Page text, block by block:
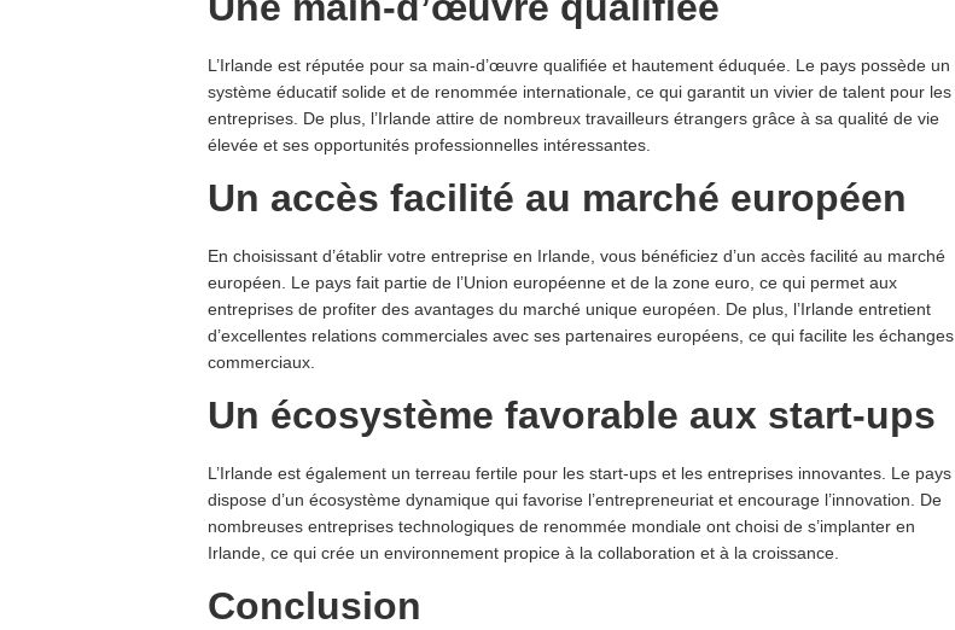
L’Irlande est réputée pour sa main-d’œuvre qualifiée et hautement éduquée. Le pays possède un
système éducatif solide et de renommée internationale, ce qui garantit un vivier de talent pour les
entreprises. De plus, l’Irlande attire de nombreux travailleurs étrangers grâce à sa qualité de vie
élevée et ses opportunités professionnelles intéressantes.
Un accès facilité au marché européen
En choisissant d’établir votre entreprise en Irlande, vous bénéficiez d’un accès facilité au marché
européen. Le pays fait partie de l’Union européenne et de la zone euro, ce qui permet aux
entreprises de profiter des avantages du marché unique européen. De plus, l’Irlande entretient
d’excellentes relations commerciales avec ses partenaires européens, ce qui facilite les échanges
commerciaux.
Un écosystème favorable aux start-ups
L’Irlande est également un terreau fertile pour les start-ups et les entreprises innovantes. Le pays
dispose d’un écosystème dynamique qui favorise l’entrepreneuriat et encourage l’innovation. De
nombreuses entreprises technologiques de renommée mondiale ont choisi de s’implanter en
Irlande, ce qui crée un environnement propice à la collaboration et à la croissance.
Conclusion